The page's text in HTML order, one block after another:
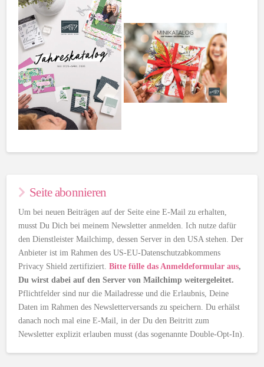
Seite abonnieren
Um bei neuen Beiträgen auf der Seite eine E-Mail zu erhalten,
musst Du Dich bei meinem Newsletter anmelden. Ich nutze dafür
den Dienstleister Mailchimp, dessen Server in den USA stehen. Der
Anbieter ist im Rahmen des US-EU-Datenschutzabkommens
Privacy Shield zertifiziert.Bitte fülle das Anmeldeformular aus,
Du wirst dabei auf den Server von Mailchimp weitergeleitet.
Pflichtfelder sind nur die Mailadresse und die Erlaubnis, Deine
Daten im Rahmen des Newsletterversands zu speichern. Du erhälst
danach noch mal eine E-Mail, in der Du den Beitritt zum
Newsletter explizit erlauben musst (das sogenannte Double-Opt-In).